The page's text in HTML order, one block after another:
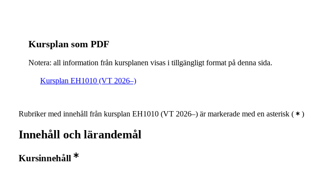
Kursplan som PDF
Notera: all information från kursplanen visas i tillgängligt format på denna sida.
Kursplan EH1010 (VT 2026–)
Rubriker med innehåll från kursplan EH1010 (VT 2026–) är markerade med en asterisk ( )
Innehåll och lärandemål
Kursinnehåll